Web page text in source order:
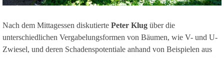
Nach dem Mittagessen diskutierte Peter Klug über die
unterschiedlichen Vergabelungsformen von Bäumen, wie V- und U-
Zwiesel, und deren Schadenspotentiale anhand von Beispielen aus